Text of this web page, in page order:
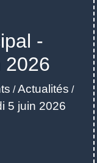
-
2026
/Actualités /
5 juin 2026